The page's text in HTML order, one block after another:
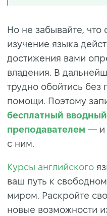
Но не забывайте, что
изучение языка
достижения вами
владения. В
трудно обойтись без
помощи. Поэтому
бесплатный
преподавателем — и
с ним.
Курсы английского
ваш путь к
миром. Раскройте
новые возможности